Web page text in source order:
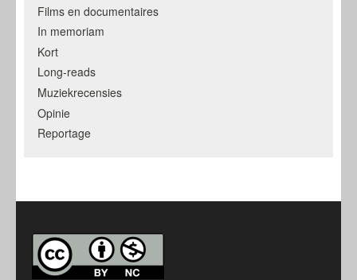
Films en documentaires
In memoriam
Kort
Long-reads
Muziekrecensies
Opinie
Reportage